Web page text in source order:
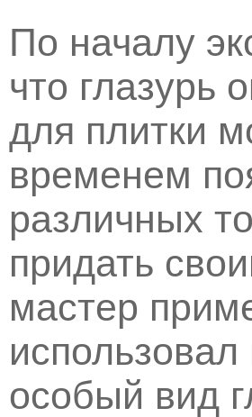
По началу
что глазурь
для плитки
временем
различных
придать
мастер
особый вид